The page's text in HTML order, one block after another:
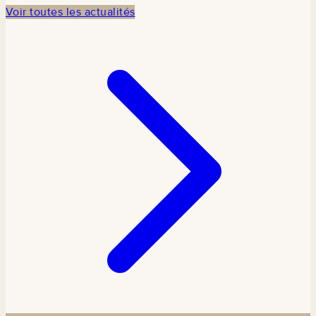
participe à la
commémoration
avec TCDI
Sénégal
Voir toutes les actualités